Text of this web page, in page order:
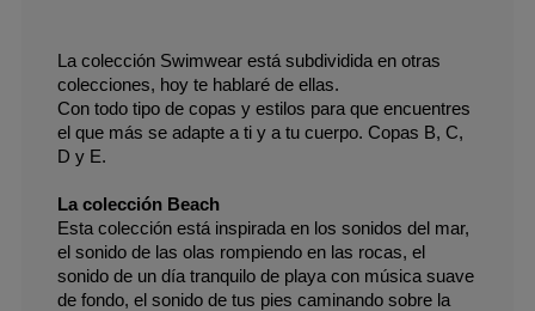
La colección Swimwear está subdividida en otras
colecciones, hoy te hablaré de ellas.
Con todo tipo de copas y estilos para que encuentres
el que más se adapte a ti y a tu cuerpo. Copas B, C,
D y E.
La colección Beach
Esta colección está inspirada en los sonidos del mar,
el sonido de las olas rompiendo en las rocas, el
sonido de un día tranquilo de playa con música suave
de fondo, el sonido de tus pies caminando sobre la